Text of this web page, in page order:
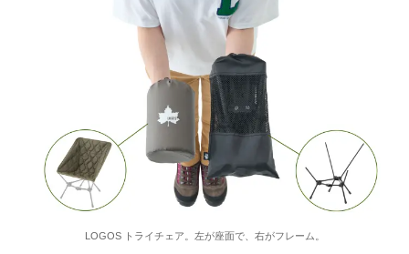
LOGOS トライチェア。左が座面で、右がフレーム。